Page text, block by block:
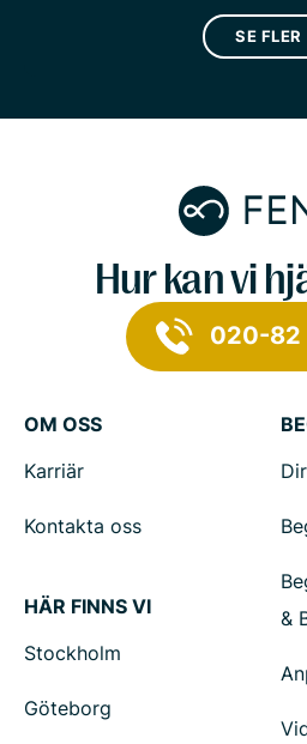
SE FLER
Hur kan vi
020-82
OM OSS
Karriär
Kontakta oss
HÄR FINNS VI
Stockholm
Göteborg
&